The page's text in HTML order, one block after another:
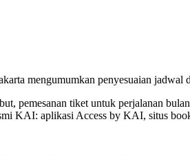
mengumumkan penyesuaian
pemesanan tiket untuk perjalanan
KAI: aplikasi Access by KAI, situs